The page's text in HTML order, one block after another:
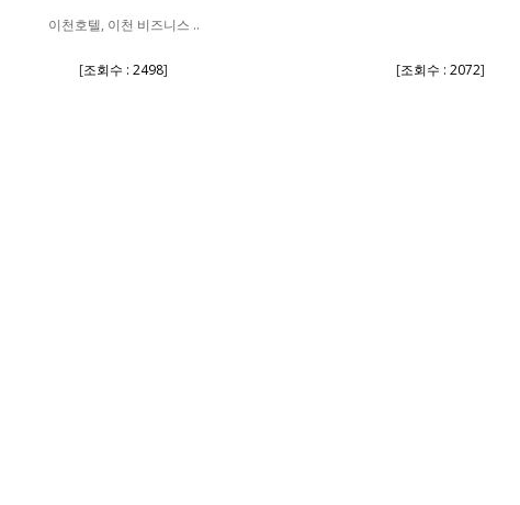
이천호텔, 이천 비즈니스 ..
[조회수 : 2498] [조회수 : 2072]